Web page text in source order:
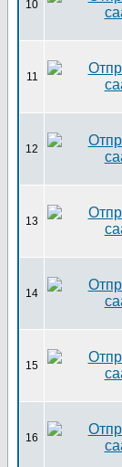
10
11
12
13
14
15
16